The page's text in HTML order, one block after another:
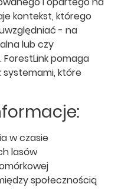
kontekst, którego
- na
lub czy
pomaga
które
w czasie
lasów
społecznością